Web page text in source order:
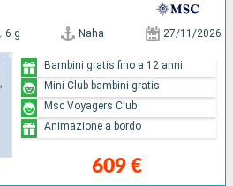
6 g Naha 27/11/2026
609 €
Bambini gratis fino a 12 anni
Mini Club bambini gratis
Msc Voyagers Club
Animazione a bordo